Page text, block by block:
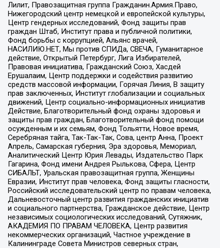
Лилит, Правозащитная группа Гражданин.Армия.Право,
Нижегородский центр немецкой и европейской культуры,
Центр гендерных исследований, Фонд защиты прав
граждан Штаб, Институт права и публичной политики,
Фонд борьбы с коррупцией, Альянс врачей,
НАСИЛИЮ.НЕТ, Мы против СПИДа, СВЕЧА, Гуманитарное
действие, Открытый Петербург, Лига Избирателей,
Правовая инициатива, Гражданский Союз, Хасдей
Ерушалаим, Центр поддержки и содействия развитию
средств массовой информации, Горячая Линия, В защиту
прав заключенных, Институт глобализации и социальных
движений, Центр социально-информационных инициатив
Действие, Благотворительный фонд охраны здоровья и
защиты прав граждан, Благотворительный фонд помощи
осужденным и их семьям, Фонд Тольятти, Новое время,
Серебряная тайга, Так-Так-Так, Сова, центр Анна, Проект
Апрель, Самарская губерния, Эра здоровья, Мемориал,
Аналитический Центр Юрия Левады, Издательство Парк
Гагарина, Фонд имени Андрея Рылькова, Сфера, Центр
СИБАЛЬТ, Уральская правозащитная группа, Женщины
Евразии, Институт прав человека, Фонд защиты гласности,
Российский исследовательский центр по правам человека,
Дальневосточный центр развития гражданских инициатив
и социального партнерства, Гражданское действие, Центр
независимых социологических исследований, Сутяжник,
АКАДЕМИЯ ПО ПРАВАМ ЧЕЛОВЕКА, Центр развития
некоммерческих организаций, Частное учреждение в
Калининграде Совета Министров северных стран,